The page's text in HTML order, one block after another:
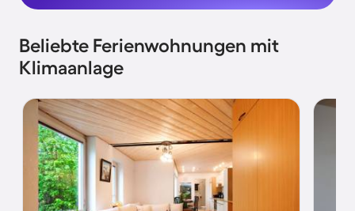
Beliebte Ferienwohnungen mit
Klimaanlage